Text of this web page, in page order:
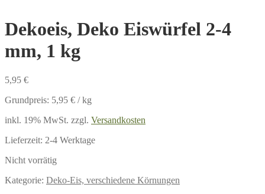
Dekoeis, Deko Eiswürfel 2-4
mm, 1 kg
5,95 €
Grundpreis: 5,95 € /kg
inkl. 19% MwSt. zzgl. Versandkosten
Lieferzeit: 2-4 Werktage
Nicht vorrätig
Kategorie: Deko-Eis, verschiedene Körnungen